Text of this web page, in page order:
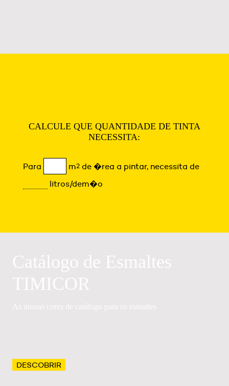
CALCULE QUE QUANTIDADE DE TINTA
NECESSITA:
Para m2de �rea a pintar, necessita de
litros/dem�o
Catálogo de Esmaltes
TIMICOR
As nossas cores de catálogo para os esmaltes
DESCOBRIR